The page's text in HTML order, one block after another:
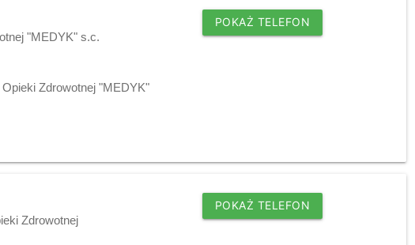
"MEDYK" s.c.
POKAŻ TELEFON
Opieki Zdrowotnej "MEDYK"
Zdrowotnej
POKAŻ TELEFON